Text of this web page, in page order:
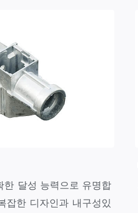
한 달성 능력으로 유명합
잡한 디자인과 내구성있